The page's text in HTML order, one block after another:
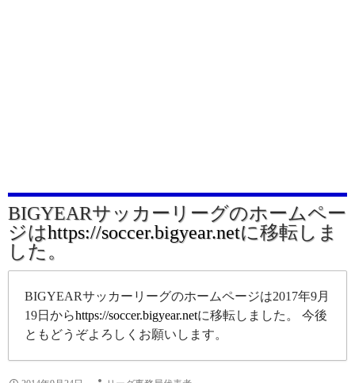
BIGYEARサッカーリーグのホームペー
ジはhttps://soccer.bigyear.netに移転しま
した。
BIGYEARサッカーリーグのホームページは2017年9月
19日からhttps://soccer.bigyear.netに移転しました。 今後
ともどうぞよろしくお願いします。